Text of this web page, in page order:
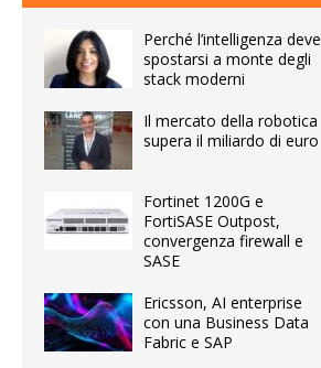
Perché l’intelligenza deve
spostarsi a monte degli
stack moderni
Il mercato della robotica
supera il miliardo di euro
Fortinet 1200G e
FortiSASE Outpost,
convergenza firewall e
SASE
Ericsson, AI enterprise
con una Business Data
Fabric e SAP